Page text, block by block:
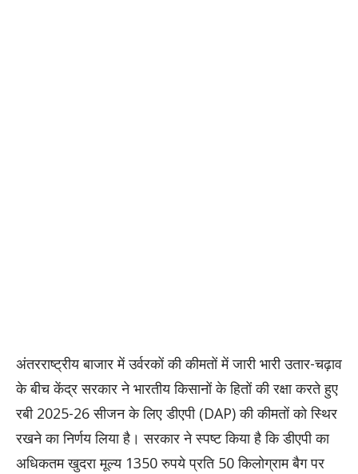
अंतरराष्ट्रीय बाजार में उर्वरकों की कीमतों में जारी भारी उतार-चढ़ाव
के बीच केंद्र सरकार ने भारतीय किसानों के हितों की रक्षा करते हुए
रबी 2025-26 सीजन के लिए डीएपी (DAP) की कीमतों को स्थिर
रखने का निर्णय लिया है। सरकार ने स्पष्ट किया है कि डीएपी का
अधिकतम खुदरा मूल्य 1350 रुपये प्रति 50 किलोग्राम बैग पर